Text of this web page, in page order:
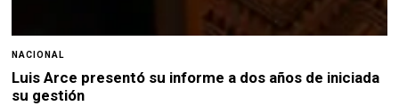
NACIONAL
Luis Arce presentó su informe a dos años de iniciada
su gestión